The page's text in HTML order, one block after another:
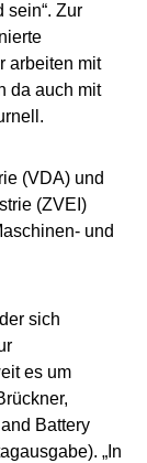
sein“. Zur
arbeiten mit
da auch mit
(VDA) und
(ZVEI)
und
sich
es um
Battery
„In